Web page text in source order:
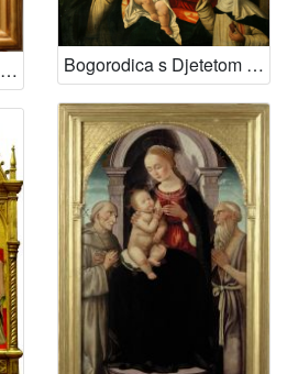
Bogorodica s Djetetom i dva kerubina Bogorodica s Djetetom i svetima Dominikom i Katarinom Sijenskom